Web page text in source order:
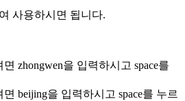
사용하시면 됩니다.
면 zhongwen을 입력하시고 space를
면 beijing을 입력하시고 space를 누르